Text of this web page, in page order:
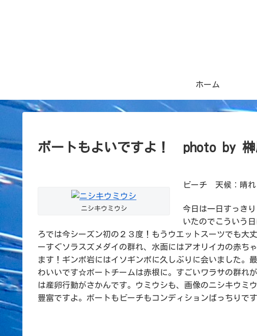
ホーム
ボートもよいですよ！ photo by 榊
ニシキウミウシ
ビーチ 天候：晴
今日は一日すっき
いたのでこういう
ろでは今シーズン初の２３度！もうウエットスーツでも大
ーすぐソラスズメダイの群れ、水面にはアオリイカの赤ち
ます！ギンポ岩にはイソギンポに久しぶりに会いました。
わいいです☆ボートチームは赤根に。すごいワラサの群れ
は産卵行動がさかんです。ウミウシも、画像のニシキウミ
豊富ですよ。ボートもビーチもコンディションばっちりです